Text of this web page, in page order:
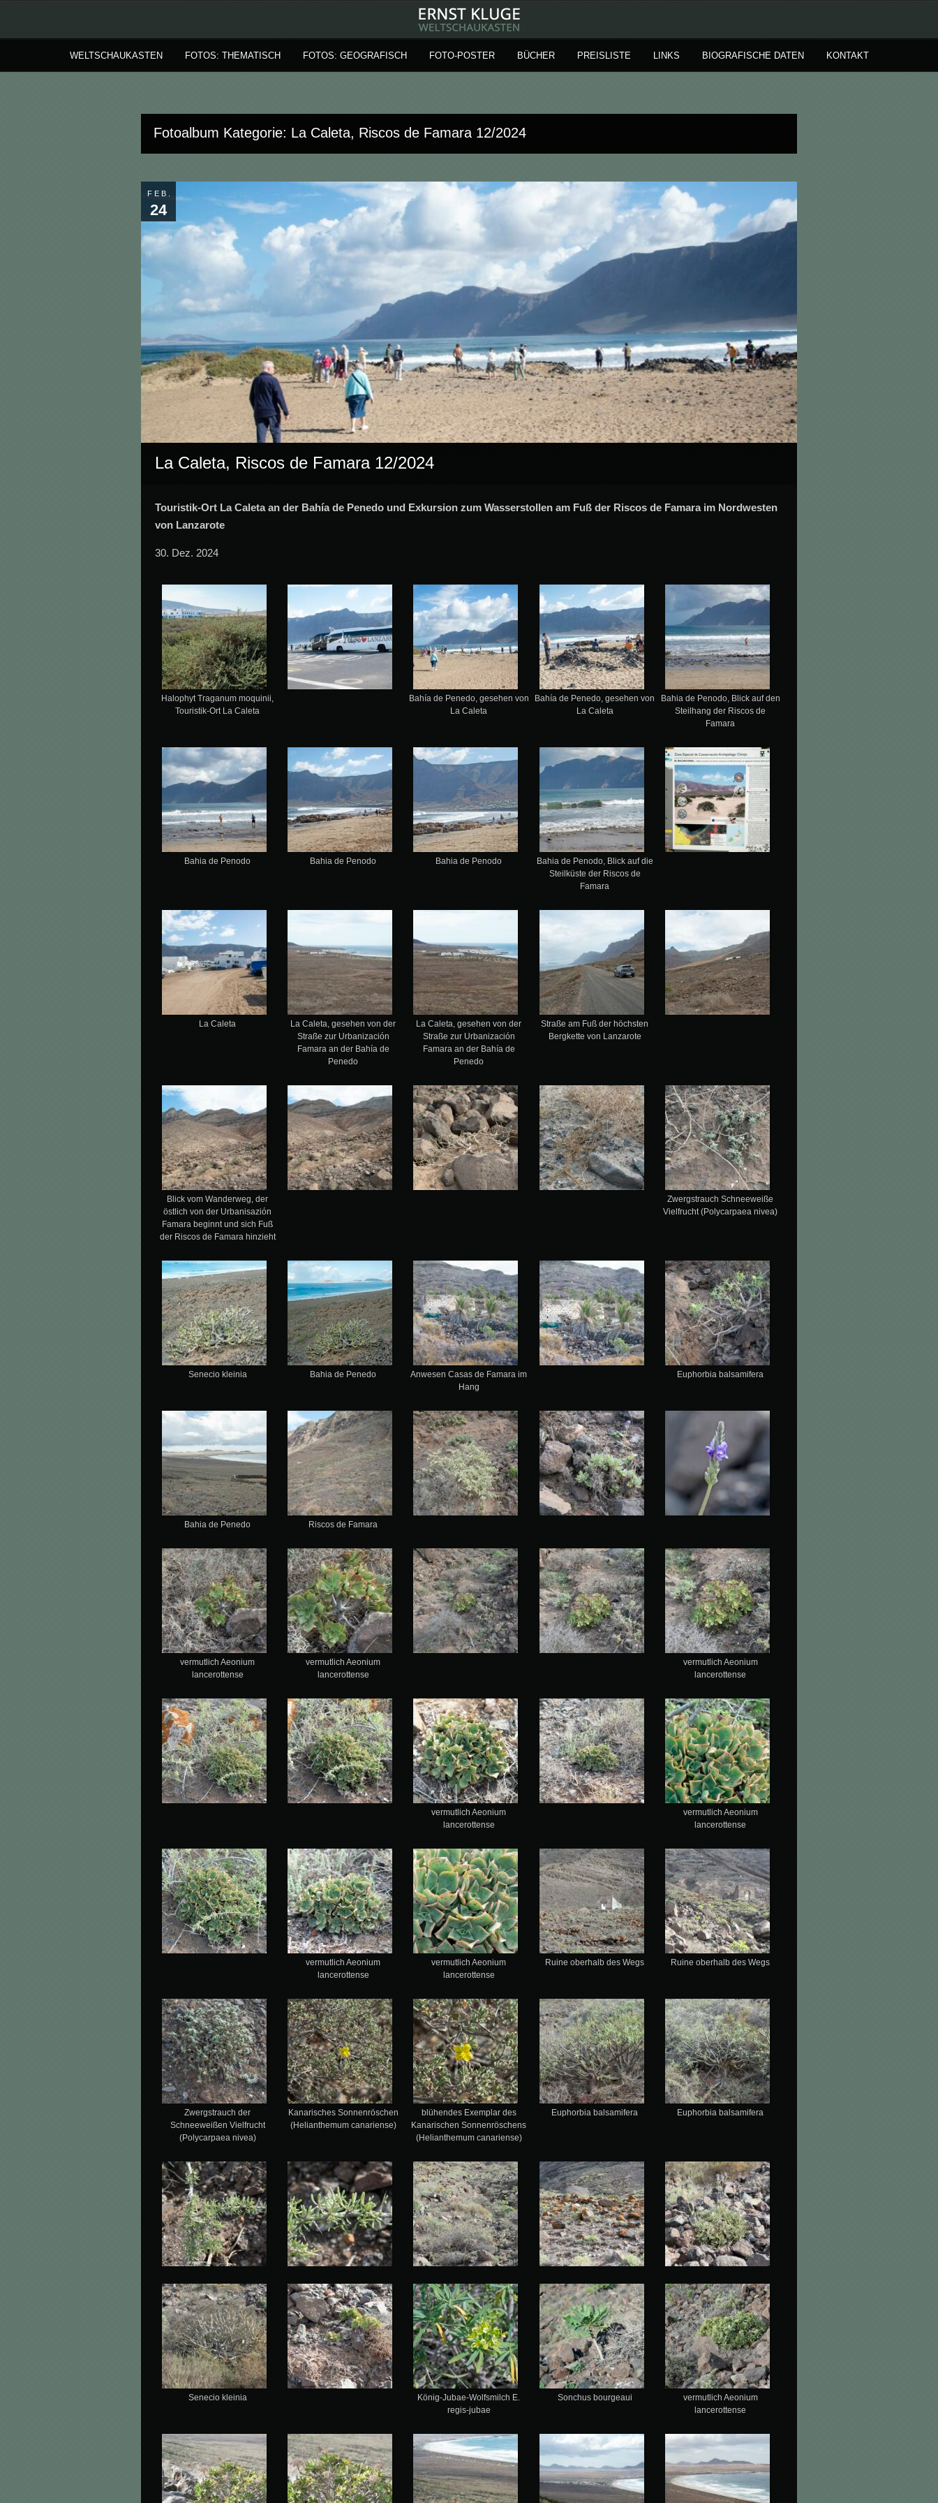
WELTSCHAUKASTEN FOTOS: THEMATISCH FOTOS: GEOGRAFISCH FOTO-POSTER BÜCHER PREISLISTE LINKS BIOGRAFISCHE DATEN KONTAKT
Fotoalbum Kategorie: La Caleta, Riscos de Famara 12/2024
FEB.
24
La Caleta, Riscos de Famara 12/2024
Touristik-Ort La Caleta an der Bahía de Penedo und Exkursion zum Wasserstollen am Fuß der Riscos de Famara im Nordwesten
von Lanzarote
30. Dez. 2024
Halophyt Traganum moquinii,
Touristik-Ort La Caleta
Bahía de Penedo, gesehen von
La Caleta
Bahía de Penedo, gesehen von
La Caleta
Bahia de Penodo, Blick auf den
Steilhang der Riscos de
Famara
Bahia de Penodo Bahia de Penodo Bahia de Penodo
Bahia de Penodo, Blick auf die
Steilküste der Riscos de
Famara
La Caleta
La Caleta, gesehen von der
Straße zur Urbanización
Famara an der Bahía de
Penedo
La Caleta, gesehen von der
Straße zur Urbanización
Famara an der Bahía de
Penedo
Straße am Fuß der höchsten
Bergkette von Lanzarote
Blick vom Wanderweg, der
östlich von der Urbanisazión
Famara beginnt und sich Fuß
der Riscos de Famara hinzieht
Zwergstrauch Schneeweiße
Vielfrucht (Polycarpaea nivea)
Senecio kleinia Bahia de Penedo
Anwesen Casas de Famara im
Hang
Euphorbia balsamifera
Bahia de Penedo Riscos de Famara
vermutlich Aeonium
lancerottense
vermutlich Aeonium
lancerottense
vermutlich Aeonium
lancerottense
vermutlich Aeonium
lancerottense
vermutlich Aeonium
lancerottense
vermutlich Aeonium
lancerottense
vermutlich Aeonium
lancerottense
Ruine oberhalb des Wegs Ruine oberhalb des Wegs
Zwergstrauch der
Schneeweißen Vielfrucht
(Polycarpaea nivea)
Kanarisches Sonnenröschen
(Helianthemum canariense)
blühendes Exemplar des
Kanarischen Sonnenröschens
(Helianthemum canariense)
Euphorbia balsamifera Euphorbia balsamifera
Senecio kleinia
König-Jubae-Wolfsmilch E.
regis-jubae
Sonchus bourgeaui
vermutlich Aeonium
lancerottense